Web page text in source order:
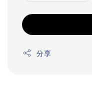
分享